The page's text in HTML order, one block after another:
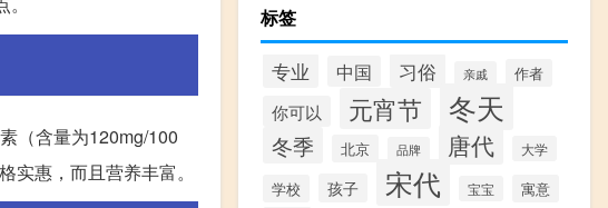
（含量为120mg/100
惠，而且营养丰富。
标签
专业 中国 习俗 亲戚 作者
你可以 元宵节 冬天
冬季 北京 品牌 唐代 大学
学校 孩子 宋代 宝宝 寓意